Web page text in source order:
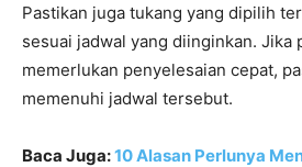
Pastikan juga tukang yang dipilih
sesuai jadwal yang diinginkan. Jika
memerlukan penyelesaian cepat,
memenuhi jadwal tersebut.
Baca Juga:10 Alasan Perlunya